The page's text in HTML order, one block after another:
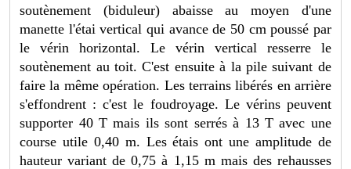
soutènement (biduleur) abaisse au moyen d'une
manette l'étai vertical qui avance de 50 cm poussé par
le vérin horizontal. Le vérin vertical resserre le
soutènement au toit. C'est ensuite à la pile suivant de
faire la même opération. Les terrains libérés en arrière
s'effondrent : c'est le foudroyage. Le vérins peuvent
supporter 40 T mais ils sont serrés à 13 T avec une
course utile 0,40 m. Les étais ont une amplitude de
hauteur variant de 0,75 à 1,15 m mais des rehausses